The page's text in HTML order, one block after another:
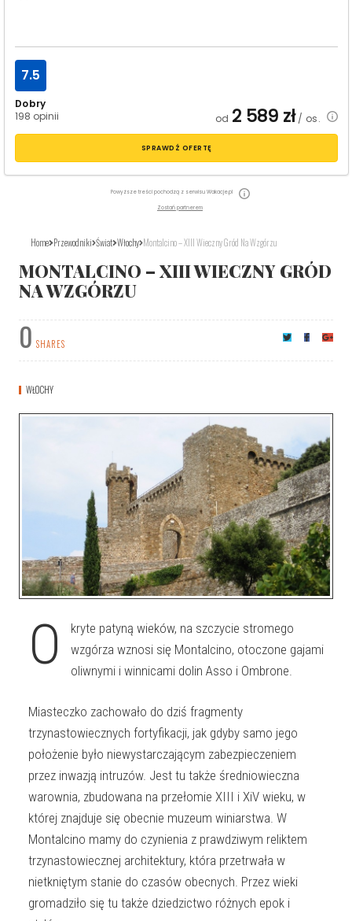
Dobry
198 opinii
7.5
od 2 589 zł/ os.
SPRAWDŹ OFERTĘ
Powyższe treści pochodzą z serwisu Wakacje.pl
Zostań partnerem
Home Przewodniki Świat Włochy Montalcino – XIII Wieczny Gród Na Wzgórzu
MONTALCINO – XIII WIECZNY GRÓD
NA WZGÓRZU
0 SHARES
WŁOCHY
O
kryte patyną wieków, na szczycie stromego
wzgórza wznosi się Montalcino, otoczone gajami
oliwnymi i winnicami dolin Asso i Ombrone.
Miasteczko zachowało do dziś fragmenty
trzynastowiecznych fortyfikacji, jak gdyby samo jego
położenie było niewystarczającym zabezpieczeniem
przez inwazją intruzów. Jest tu także średniowieczna
warownia, zbudowana na przełomie XIII i XiV wieku, w
której znajduje się obecnie muzeum winiarstwa. W
Montalcino mamy do czynienia z prawdziwym reliktem
trzynastowiecznej architektury, która przetrwała w
nietkniętym stanie do czasów obecnych. Przez wieki
gromadziło się tu także dziedzictwo różnych epok i